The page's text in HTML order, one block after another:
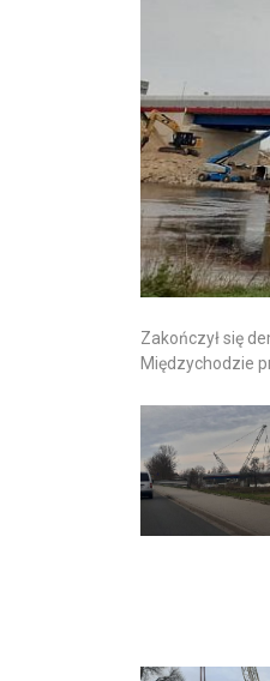
Zakończył się
Międzychodzie